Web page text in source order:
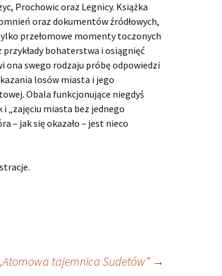
Prochowic oraz Legnicy. Książka
oraz dokumentów źródłowych,
przełomowe momenty toczonych
bohaterstwa i osiągnięć
ona swego rodzaju próbę odpowiedzi
losów miasta i jego
Obala funkcjonujące niegdyś
„zajęciu miasta bez jednego
– jak się okazało – jest nieco
tajemnica Sudetów” →